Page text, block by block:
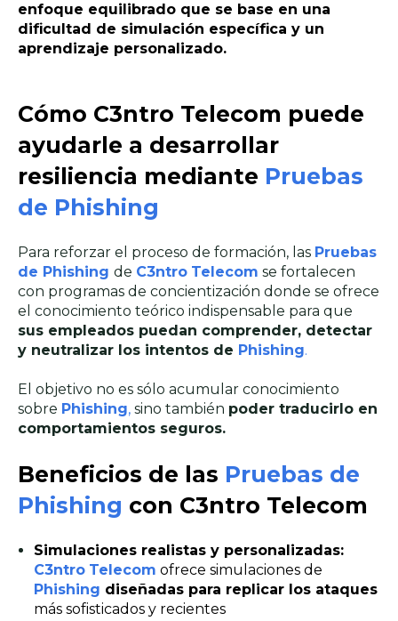
enfoque equilibrado que se base en una
dificultad de simulación específica y un
aprendizaje personalizado.
Cómo C3ntro Telecom puede
ayudarle a desarrollar
resiliencia mediante Pruebas
de Phishing
Para reforzar el proceso de formación, las Pruebas
de Phishing de C3ntro Telecom se fortalecen
con programas de concientización donde se ofrece
el conocimiento teórico indispensable para que
sus empleados puedan comprender, detectar
y neutralizar los intentos de Phishing.
El objetivo no es sólo acumular conocimiento
sobre Phishing, sino también poder traducirlo en
comportamientos seguros.
Beneficios de las Pruebas de
Phishing con C3ntro Telecom
Simulaciones realistas y personalizadas:
C3ntro Telecom ofrece simulaciones de
Phishing diseñadas para replicar los ataques
más sofisticados y recientes